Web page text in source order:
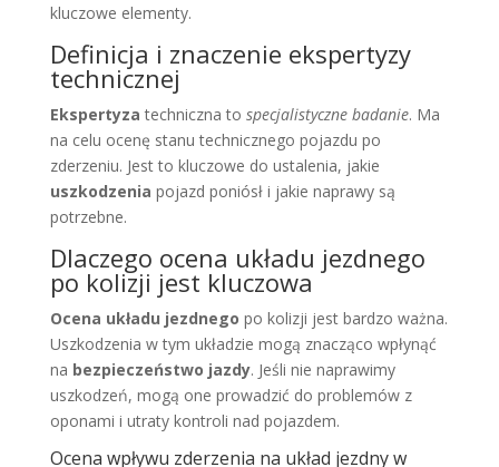
kluczowe elementy.
Definicja i znaczenie ekspertyzy
technicznej
Ekspertyza techniczna to specjalistyczne badanie. Ma
na celu ocenę stanu technicznego pojazdu po
zderzeniu. Jest to kluczowe do ustalenia, jakie
uszkodzenia pojazd poniósł i jakie naprawy są
potrzebne.
Dlaczego ocena układu jezdnego
po kolizji jest kluczowa
Ocena układu jezdnego po kolizji jest bardzo ważna.
Uszkodzenia w tym układzie mogą znacząco wpłynąć
na bezpieczeństwo jazdy. Jeśli nie naprawimy
uszkodzeń, mogą one prowadzić do problemów z
oponami i utraty kontroli nad pojazdem.
Ocena wpływu zderzenia na układ jezdny w